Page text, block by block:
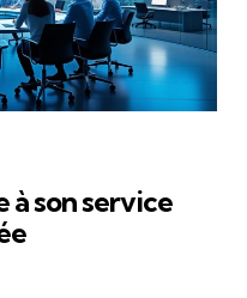
à son service